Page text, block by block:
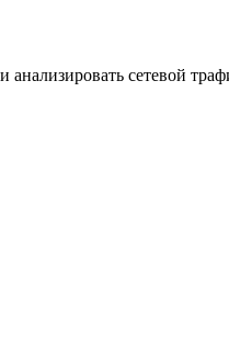
сетевой